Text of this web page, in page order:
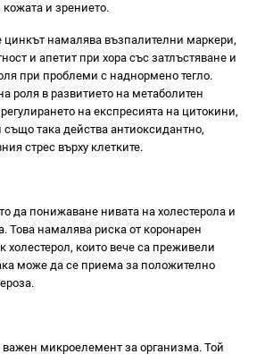
кожата и зрението.
цинкът намалява възпалителни маркери,
и апетит при хора със затлъстяване и
при проблеми с наднормено тегло.
роля в развитието на метаболитен
на експресията на цитокини,
така действа антиоксидантно,
стрес върху клетките.
да понижаване нивата на холестерола и
Това намалява риска от коронарен
холестерол, които вече са преживели
може да се приема за положително
микроелемент за организма. Той